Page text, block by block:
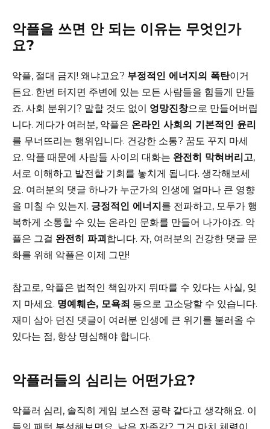
악플을 쓰면 안 되는 이유는 무엇인가
요?
악플, 절대 금지! 왜냐고요? 부정적인 에너지의 폭탄이거
든요. 한번 터지면 주변에 있는 모든 사람들을 힘들게 만들
죠. 사회 분위기? 말할 것도 없이 엉망진창으로 만들어버립
니다. 게다가 여러분, 악플은 온라인 사회의 기본적인 윤리
를 무너뜨리는 행위입니다. 건강한 소통? 꿈도 꾸지 마세
요. 악플 때문에 사람들 사이의 대화는 완전히 막혀버리고,
서로 이해하고 발전할 기회를 놓치게 됩니다. 생각해보세
요. 여러분의 댓글 하나가 누군가의 인생에 얼마나 큰 영향
을 미칠 수 있는지. 긍정적인 에너지를 전파하고, 모두가 행
복하게 소통할 수 있는 온라인 문화를 만들어 나가야죠. 악
플은 그걸 완전히 파괴합니다. 자, 여러분의 건강한 댓글 문
화를 위해 악플은 이제 그만!
참고로, 악플은 법적인 책임까지 뒤따를 수 있다는 사실, 잊
지 마세요. 명예훼손, 모욕죄 등으로 고소당할 수 있습니다.
재미 삼아 던진 댓글이 여러분 인생에 큰 위기를 불러올 수
있다는 점, 항상 명심해야 합니다.
악플러들의 심리는 어떤가요?
악플러 심리, 솔직히 게임 보스전 공략 같다고 생각해요. 이